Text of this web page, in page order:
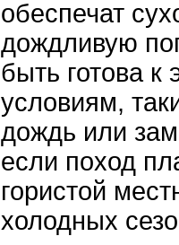
обеспечат
дождливую
быть готова к
условиям,
дождь или
если поход
гористой
холодных